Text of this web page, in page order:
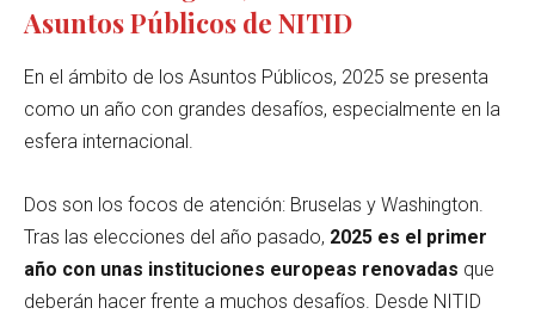
Asuntos Públicos de NITID
En el ámbito de los Asuntos Públicos, 2025 se presenta
como un año con grandes desafíos, especialmente en la
esfera internacional.
Dos son los focos de atención: Bruselas y Washington.
Tras las elecciones del año pasado, 2025 es el primer
año con unas instituciones europeas renovadas que
deberán hacer frente a muchos desafíos. Desde NITID